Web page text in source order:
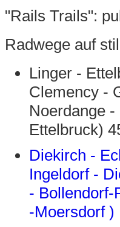
"Rails Trails":
Radwege auf
Linger -
Clemency -
Noerdange
Ettelbruck)
Diekirch -
Ingeldorf -
- Bollendorf-
-Moersdorf )